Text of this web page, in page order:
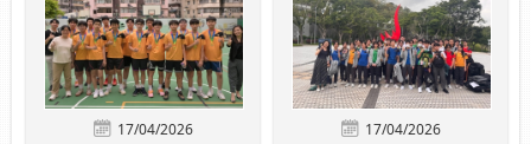
17/04/2026 17/04/2026